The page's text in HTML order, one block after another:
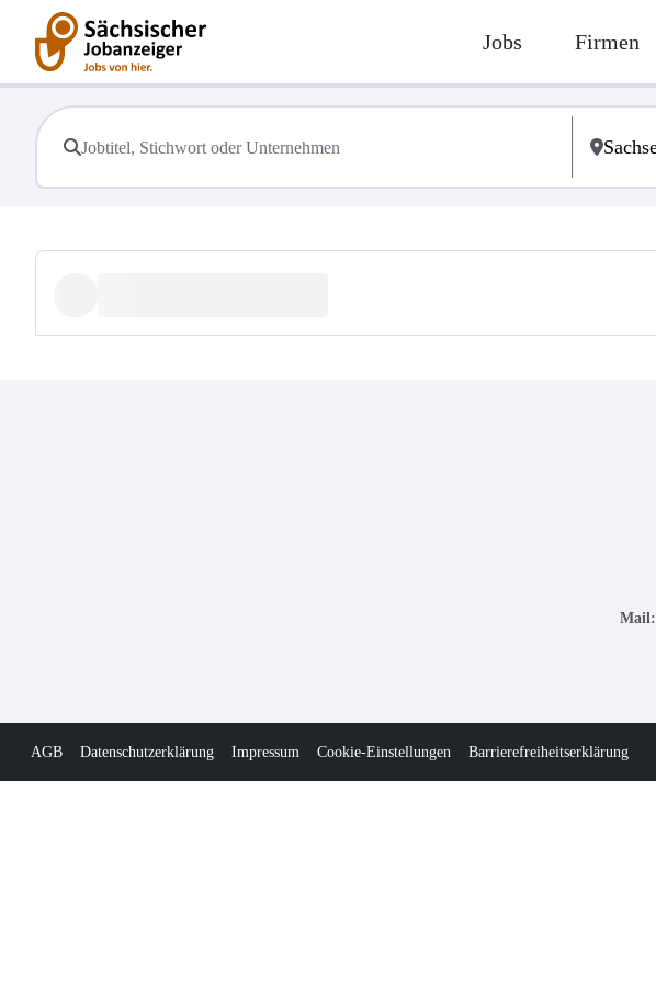
Jobs Firmen
Mail:
AGB Datenschutzerklärung Impressum Cookie-Einstellungen Barrierefreiheitserklärung